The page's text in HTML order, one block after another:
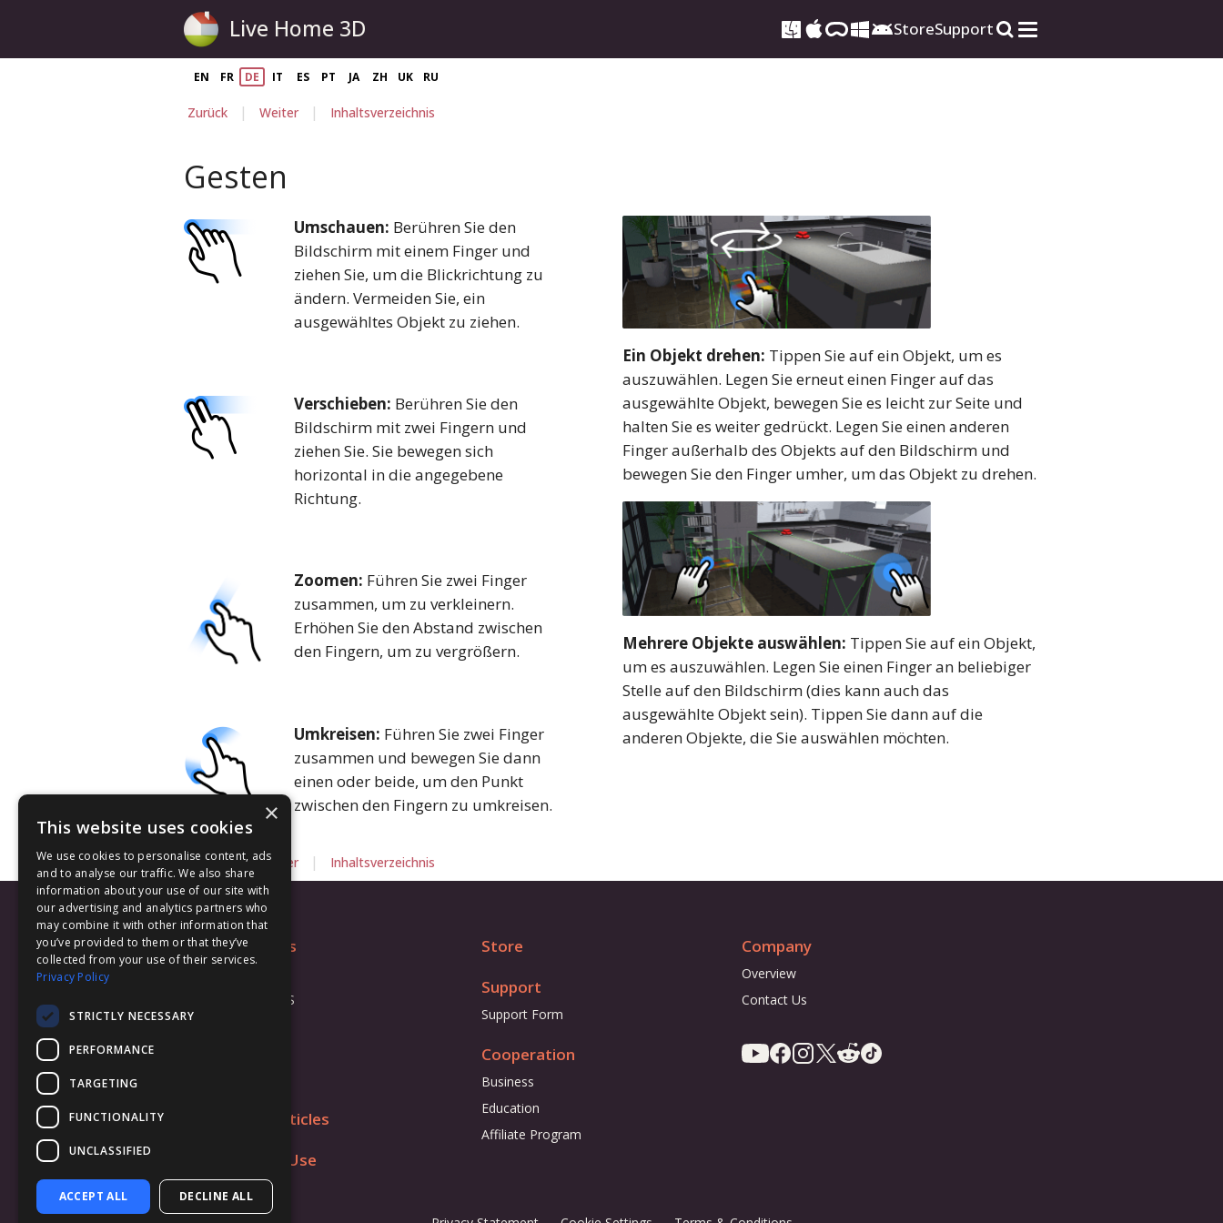
Live Home 3D StoreSupport
EN FR DE IT ES PT JA ZH UK RU
Zurück | Weiter | Inhaltsverzeichnis
Gesten
Umschauen: Berühren Sie den
Bildschirm mit einem Finger und
ziehen Sie, um die Blickrichtung zu
ändern. Vermeiden Sie, ein
ausgewähltes Objekt zu ziehen.
Verschieben: Berühren Sie den
Bildschirm mit zwei Fingern und
ziehen Sie. Sie bewegen sich
horizontal in die angegebene
Richtung.
Zoomen: Führen Sie zwei Finger
zusammen, um zu verkleinern.
Erhöhen Sie den Abstand zwischen
den Fingern, um zu vergrößern.
Umkreisen: Führen Sie zwei Finger
zusammen und bewegen Sie dann
einen oder beide, um den Punkt
zwischen den Fingern zu umkreisen.
Ein Objekt drehen: Tippen Sie auf ein Objekt, um es
auszuwählen. Legen Sie erneut einen Finger auf das
ausgewählte Objekt, bewegen Sie es leicht zur Seite und
halten Sie es weiter gedrückt. Legen Sie einen anderen
Finger außerhalb des Objekts auf den Bildschirm und
bewegen Sie den Finger umher, um das Objekt zu drehen.
Mehrere Objekte auswählen: Tippen Sie auf ein Objekt,
um es auszuwählen. Legen Sie einen Finger an beliebiger
Stelle auf den Bildschirm (dies kann auch das
ausgewählte Objekt sein). Tippen Sie dann auf die
anderen Objekte, die Sie auswählen möchten.
Zurück | Weiter | Inhaltsverzeichnis
Platforms
iOS / iPadOS
Useful Articles
Fields of Use
Store
Support
Support Form
Cooperation
Business
Education
Affiliate Program
Company
Overview
Contact Us
×
This website uses cookies
We use cookies to personalise content, ads
and to analyse our traffic. We also share
information about your use of our site with
our advertising and analytics partners who
may combine it with other information that
you’ve provided to them or that they’ve
collected from your use of their services.
Privacy Policy
STRICTLY NECESSARY
PERFORMANCE
TARGETING
FUNCTIONALITY
UNCLASSIFIED
ACCEPT ALL DECLINE ALL